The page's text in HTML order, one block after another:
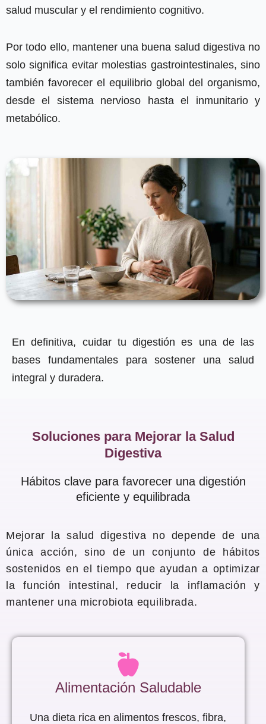
salud muscular y el rendimiento cognitivo.
Por todo ello, mantener una buena salud digestiva no
solo significa evitar molestias gastrointestinales, sino
también favorecer el equilibrio global del organismo,
desde el sistema nervioso hasta el inmunitario y
metabólico.
En definitiva, cuidar tu digestión es una de las
bases fundamentales para sostener una salud
integral y duradera.
Soluciones para Mejorar la Salud
Digestiva
Hábitos clave para favorecer una digestión
eficiente y equilibrada
Mejorar la salud digestiva no depende de una
única acción, sino de un conjunto de hábitos
sostenidos en el tiempo que ayudan a optimizar
la función intestinal, reducir la inflamación y
mantener una microbiota equilibrada.
Alimentación Saludable
Una dieta rica en alimentos frescos, fibra,